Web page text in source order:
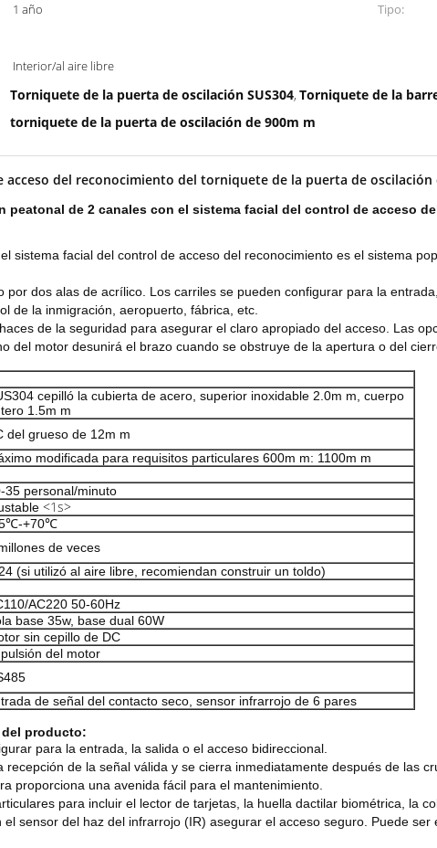
1 año Tipo:
Interior/al aire libre
Torniquete de la puerta de oscilación SUS304, Torniquete de la
torniquete de la puerta de oscilación de 900m m
del reconocimiento del torniquete de la puerta de oscilación
peatonal de 2 canales con el sistema facial del control de acceso
sistema facial del control de acceso del reconocimiento es el sistema
por dos alas de acrílico. Los carriles se pueden configurar para la
de la inmigración, aeropuerto, fábrica, etc.
de la seguridad para asegurar el claro apropiado del acceso. Las
del motor desunirá el brazo cuando se obstruye de la apertura o del
cepilló la cubierta de acero, superior inoxidable 2.0m m, cuerpo
1.5m m
del grueso de 12m m
modificada para requisitos particulares 600m m: 1100m m
35 personal/minuto
<1s>
+70℃
de veces
(si utilizó al aire libre, recomiendan construir un toldo)
AC220 50-60Hz
base 35w, base dual 60W
sin cepillo de DC
del motor
de señal del contacto seco, sensor infrarrojo de 6 pares
producto:
para la entrada, la salida o el acceso bidireccional.
recepción de la señal válida y se cierra inmediatamente después de las
proporciona una avenida fácil para el mantenimiento.
para incluir el lector de tarjetas, la huella dactilar biométrica, la
sensor del haz del infrarrojo (IR) asegurar el acceso seguro. Puede